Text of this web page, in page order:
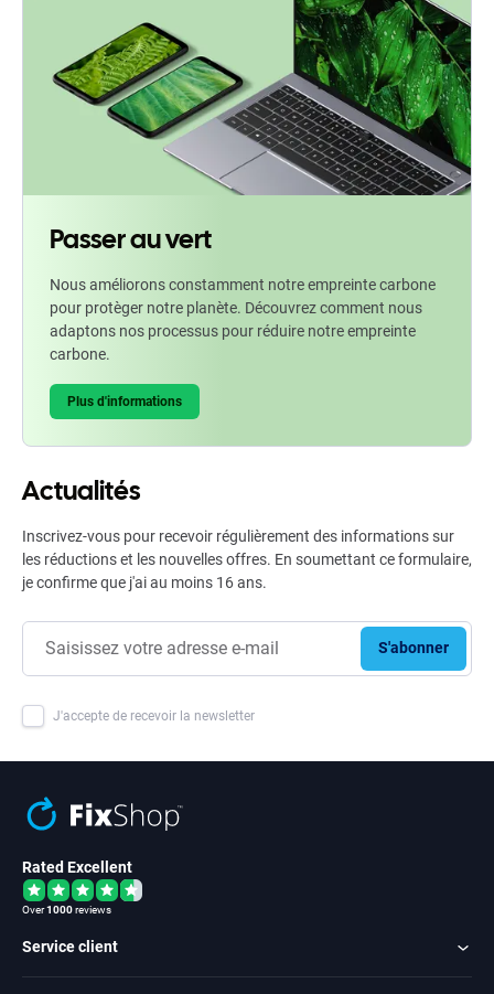
Passer au vert
Nous améliorons constamment notre empreinte carbone
pour protèger notre planète. Découvrez comment nous
adaptons nos processus pour réduire notre empreinte
carbone.
Plus d'informations
Actualités
Inscrivez-vous pour recevoir régulièrement des informations sur
les réductions et les nouvelles offres. En soumettant ce formulaire,
je confirme que j'ai au moins 16 ans.
S'abonner
J'accepte de recevoir la newsletter
Rated Excellent
Over1000reviews
Service client